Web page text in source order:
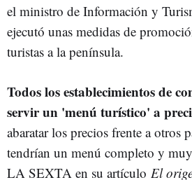
el ministro de Información y
ejecutó unas medidas de
turistas a la península.
Todos los establecimientos de
servir un 'menú turístico' a
abaratar los precios frente a otros
tendrían un menú completo y
LA SEXTA en su artículo El